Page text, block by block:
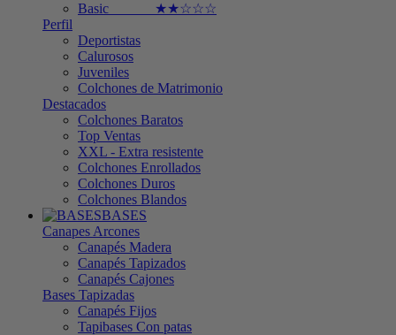
Basic ★★☆☆☆
Perfil
Deportistas
Calurosos
Juveniles
Colchones de Matrimonio
Destacados
Colchones Baratos
Top Ventas
XXL - Extra resistente
Colchones Enrollados
Colchones Duros
Colchones Blandos
BASES
Canapes Arcones
Canapés Madera
Canapés Tapizados
Canapés Cajones
Bases Tapizadas
Canapés Fijos
Tapibases Con patas